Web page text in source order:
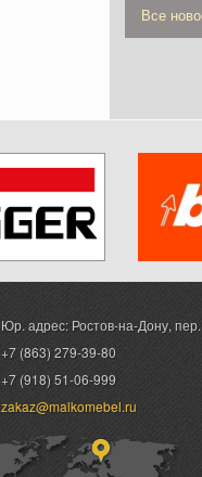
Все
Юр. адрес: Ростов-на-Дону,
+7 (863) 279-39-80
+7 (918) 51-06-999
zakaz@malkomebel.ru